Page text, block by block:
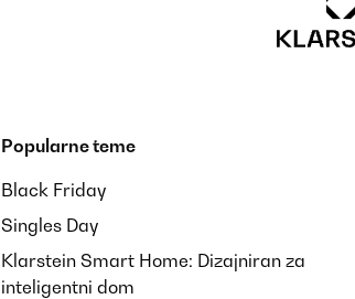
Popularne teme
Black Friday
Singles Day
Klarstein Smart Home: Dizajniran za
inteligentni dom